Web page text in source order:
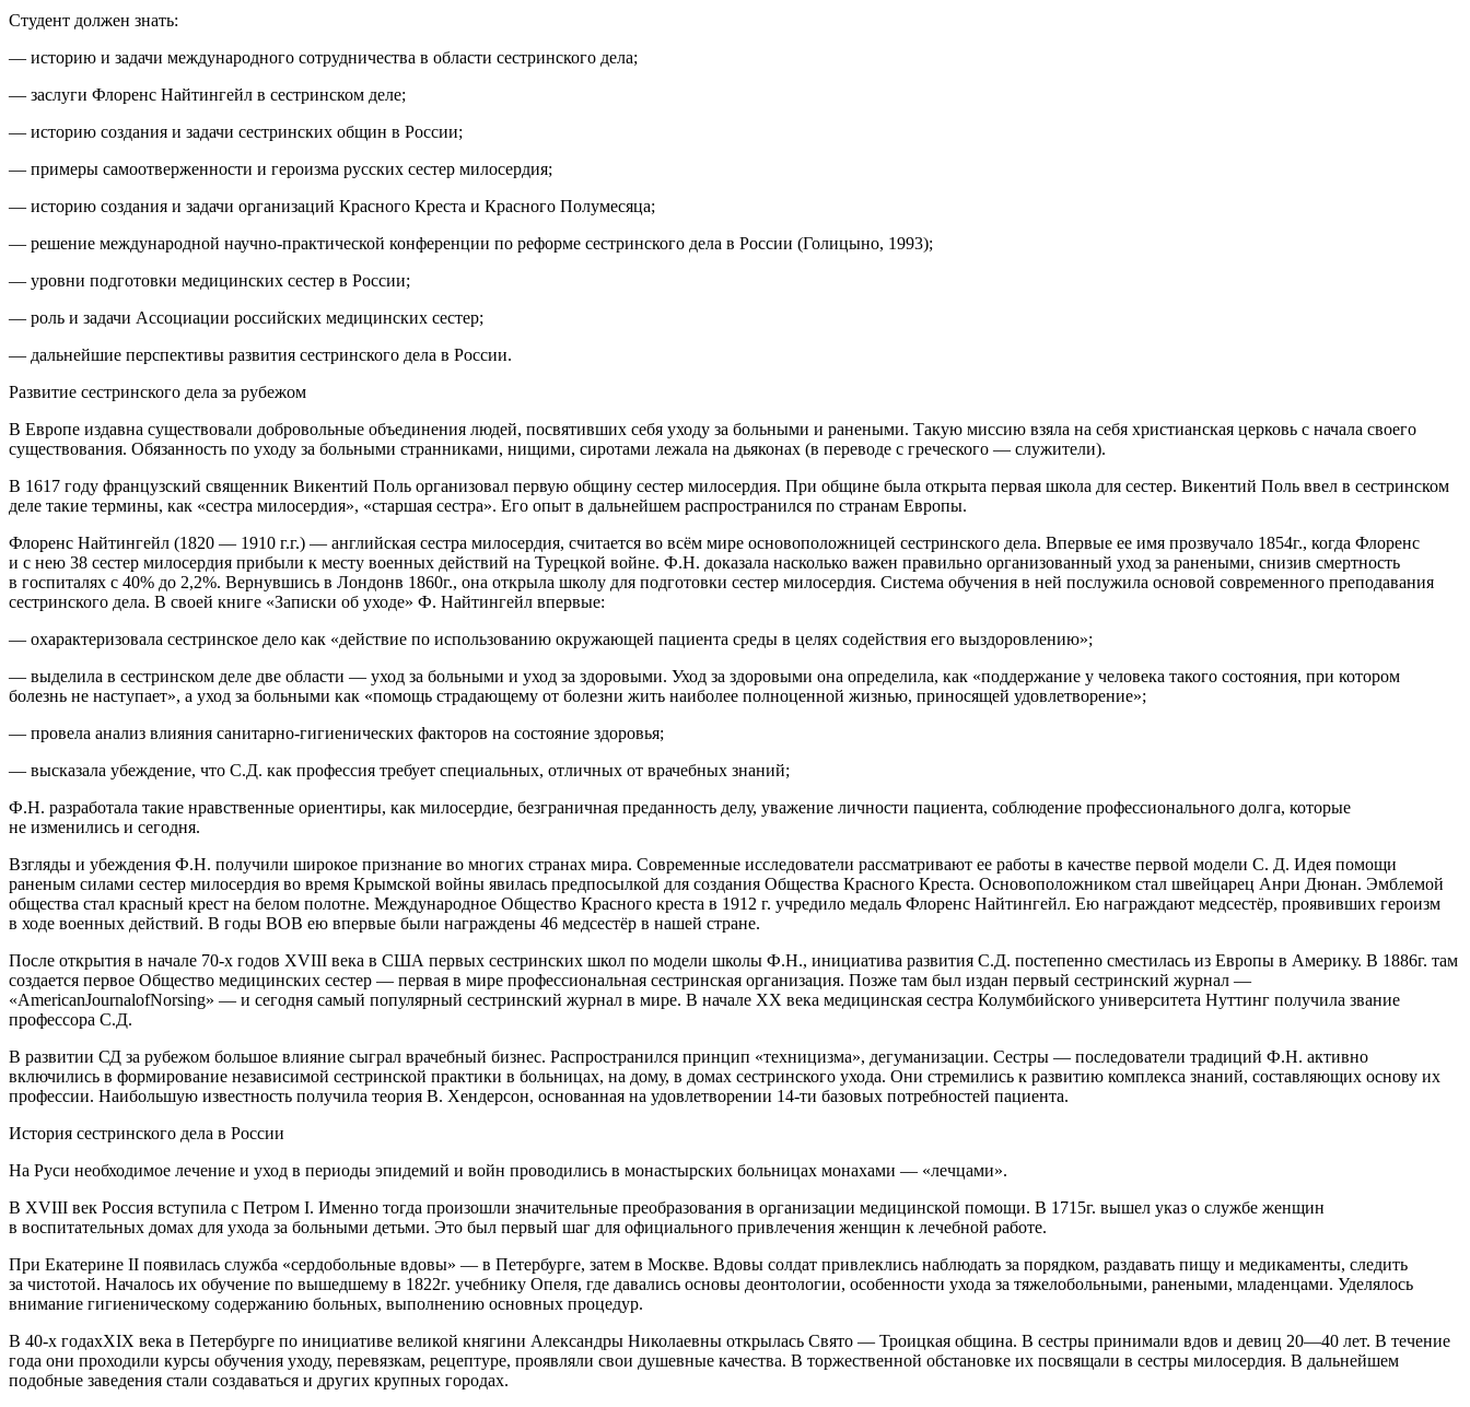
Студент должен знать:
— историю и задачи международного сотрудничества в области сестринского дела;
— заслуги Флоренс Найтингейл в сестринском деле;
— историю создания и задачи сестринских общин в России;
— примеры самоотверженности и героизма русских сестер милосердия;
— историю создания и задачи организаций Красного Креста и Красного Полумесяца;
— решение международной научно-практической конференции по реформе сестринского дела в России (Голицыно, 1993);
— уровни подготовки медицинских сестер в России;
— роль и задачи Ассоциации российских медицинских сестер;
— дальнейшие перспективы развития сестринского дела в России.
Развитие сестринского дела за рубежом
В Европе издавна существовали добровольные объединения людей, посвятивших себя уходу за больными и ранеными. Такую миссию взяла на себя христианская церковь с начала своего
существования. Обязанность по уходу за больными странниками, нищими, сиротами лежала на дьяконах (в переводе с греческого — служители).
В 1617 году французский священник Викентий Поль организовал первую общину сестер милосердия. При общине была открыта первая школа для сестер. Викентий Поль ввел в сестринском
деле такие термины, как «сестра милосердия», «старшая сестра». Его опыт в дальнейшем распространился по странам Европы.
Флоренс Найтингейл (1820 — 1910 г.г.) — английская сестра милосердия, считается во всём мире основоположницей сестринского дела. Впервые ее имя прозвучало 1854г., когда Флоренс
и с нею 38 сестер милосердия прибыли к месту военных действий на Турецкой войне. Ф.Н. доказала насколько важен правильно организованный уход за ранеными, снизив смертность
в госпиталях с 40% до 2,2%. Вернувшись в Лондонв 1860г., она открыла школу для подготовки сестер милосердия. Система обучения в ней послужила основой современного преподавания
сестринского дела. В своей книге «Записки об уходе» Ф. Найтингейл впервые:
— охарактеризовала сестринское дело как «действие по использованию окружающей пациента среды в целях содействия его выздоровлению»;
— выделила в сестринском деле две области — уход за больными и уход за здоровыми. Уход за здоровыми она определила, как «поддержание у человека такого состояния, при котором
болезнь не наступает», а уход за больными как «помощь страдающему от болезни жить наиболее полноценной жизнью, приносящей удовлетворение»;
— провела анализ влияния санитарно-гигиенических факторов на состояние здоровья;
— высказала убеждение, что С.Д. как профессия требует специальных, отличных от врачебных знаний;
Ф.Н. разработала такие нравственные ориентиры, как милосердие, безграничная преданность делу, уважение личности пациента, соблюдение профессионального долга, которые
не изменились и сегодня.
Взгляды и убеждения Ф.Н. получили широкое признание во многих странах мира. Современные исследователи рассматривают ее работы в качестве первой модели С. Д. Идея помощи
раненым силами сестер милосердия во время Крымской войны явилась предпосылкой для создания Общества Красного Креста. Основоположником стал швейцарец Анри Дюнан. Эмблемой
общества стал красный крест на белом полотне. Международное Общество Красного креста в 1912 г. учредило медаль Флоренс Найтингейл. Ею награждают медсестёр, проявивших героизм
в ходе военных действий. В годы ВОВ ею впервые были награждены 46 медсестёр в нашей стране.
После открытия в начале 70-х годов XVIII века в США первых сестринских школ по модели школы Ф.Н., инициатива развития С.Д. постепенно сместилась из Европы в Америку. В 1886г. там
создается первое Общество медицинских сестер — первая в мире профессиональная сестринская организация. Позже там был издан первый сестринский журнал —
«AmericanJournalofNorsing» — и сегодня самый популярный сестринский журнал в мире. В начале XX века медицинская сестра Колумбийского университета Нуттинг получила звание
профессора С.Д.
В развитии СД за рубежом большое влияние сыграл врачебный бизнес. Распространился принцип «техницизма», дегуманизации. Сестры — последователи традиций Ф.Н. активно
включились в формирование независимой сестринской практики в больницах, на дому, в домах сестринского ухода. Они стремились к развитию комплекса знаний, составляющих основу их
профессии. Наибольшую известность получила теория В. Хендерсон, основанная на удовлетворении 14-ти базовых потребностей пациента.
История сестринского дела в России
На Руси необходимое лечение и уход в периоды эпидемий и войн проводились в монастырских больницах монахами — «лечцами».
В XVIII век Россия вступила с Петром I. Именно тогда произошли значительные преобразования в организации медицинской помощи. В 1715г. вышел указ о службе женщин
в воспитательных домах для ухода за больными детьми. Это был первый шаг для официального привлечения женщин к лечебной работе.
При Екатерине II появилась служба «сердобольные вдовы» — в Петербурге, затем в Москве. Вдовы солдат привлеклись наблюдать за порядком, раздавать пищу и медикаменты, следить
за чистотой. Началось их обучение по вышедшему в 1822г. учебнику Опеля, где давались основы деонтологии, особенности ухода за тяжелобольными, ранеными, младенцами. Уделялось
внимание гигиеническому содержанию больных, выполнению основных процедур.
В 40-х годахXIX века в Петербурге по инициативе великой княгини Александры Николаевны открылась Свято — Троицкая община. В сестры принимали вдов и девиц 20—40 лет. В течение
года они проходили курсы обучения уходу, перевязкам, рецептуре, проявляли свои душевные качества. В торжественной обстановке их посвящали в сестры милосердия. В дальнейшем
подобные заведения стали создаваться и других крупных городах.